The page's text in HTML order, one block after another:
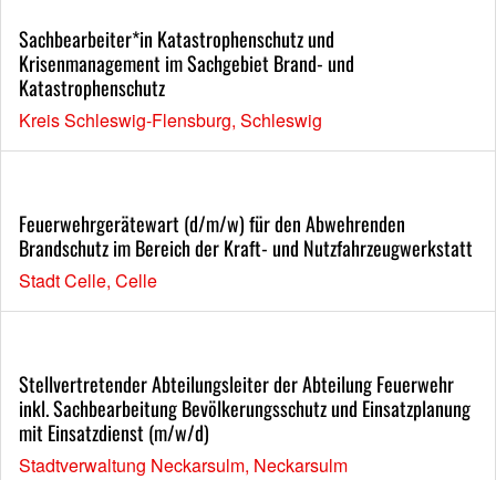
Sachbearbeiter*in Katastrophenschutz und
Krisenmanagement im Sachgebiet Brand- und
Katastrophenschutz
Kreis Schleswig-Flensburg, Schleswig
Feuerwehrgerätewart (d/m/w) für den Abwehrenden
Brandschutz im Bereich der Kraft- und Nutzfahrzeugwerkstatt
Stadt Celle, Celle
Stellvertretender Abteilungsleiter der Abteilung Feuerwehr
inkl. Sachbearbeitung Bevölkerungsschutz und Einsatzplanung
mit Einsatzdienst (m/w/d)
Stadtverwaltung Neckarsulm, Neckarsulm